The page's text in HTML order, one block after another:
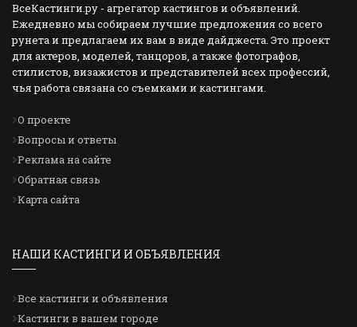
ВсеКастинги.ру - агрегатор кастингов и объявлений.
Ежедневно мы собираем лучшие предложения со всего
рунета и предлагаем их вам в виде дайджеста. Это проект
для актеров, моделей, танцоров, а также фотографов,
стилистов, визажистов и представителей всех профессий,
чья работа связана со съемками и кастингами.
О проекте
Вопросы и ответы
Реклама на сайте
Обратная связь
Карта сайта
НАШИ КАСТИНГИ И ОБЪЯВЛЕНИЯ
Все кастинги и объявления
Кастинги в вашем городе